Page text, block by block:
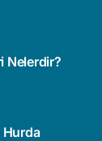
Nelerdir?
Hurda